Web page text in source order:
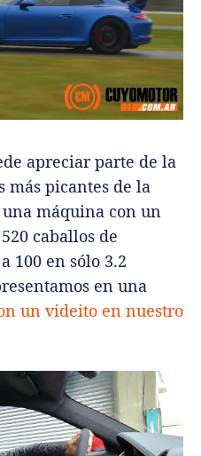
apreciar parte de la
más picantes de la
una máquina con un
caballos de
100 en sólo 3.2
en una
un videito en nuestro